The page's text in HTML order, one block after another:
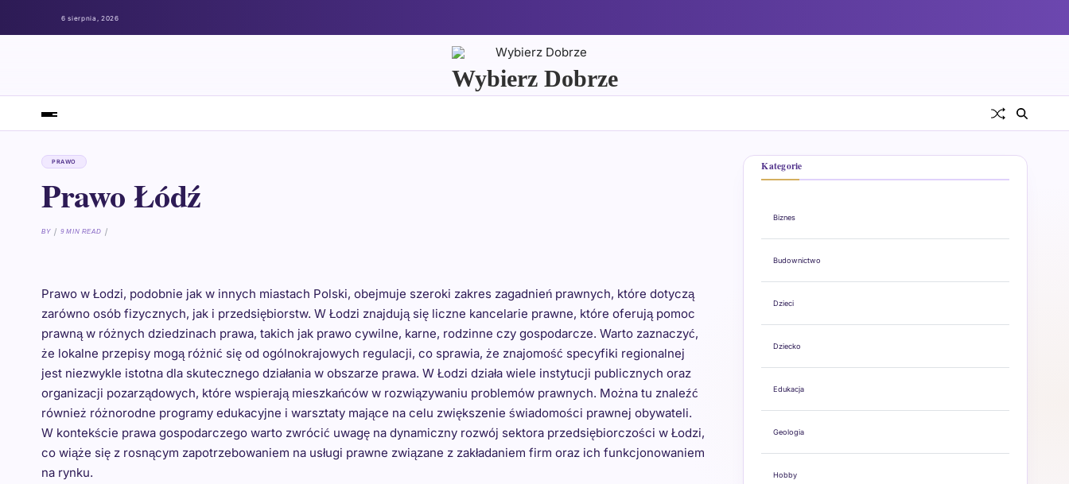
6 sierpnia, 2026
Wybierz Dobrze
PRAWO
Prawo Łódź
BY 9 MIN READ
Prawo w Łodzi, podobnie jak w innych miastach Polski, obejmuje szeroki zakres zagadnień prawnych, które dotyczą
zarówno osób fizycznych, jak i przedsiębiorstw. W Łodzi znajdują się liczne kancelarie prawne, które oferują pomoc
prawną w różnych dziedzinach prawa, takich jak prawo cywilne, karne, rodzinne czy gospodarcze. Warto zaznaczyć,
że lokalne przepisy mogą różnić się od ogólnokrajowych regulacji, co sprawia, że znajomość specyfiki regionalnej
jest niezwykle istotna dla skutecznego działania w obszarze prawa. W Łodzi działa wiele instytucji publicznych oraz
organizacji pozarządowych, które wspierają mieszkańców w rozwiązywaniu problemów prawnych. Można tu znaleźć
również różnorodne programy edukacyjne i warsztaty mające na celu zwiększenie świadomości prawnej obywateli.
W kontekście prawa gospodarczego warto zwrócić uwagę na dynamiczny rozwój sektora przedsiębiorczości w Łodzi,
co wiąże się z rosnącym zapotrzebowaniem na usługi prawne związane z zakładaniem firm oraz ich funkcjonowaniem
na rynku.
Kategorie
Biznes
Budownictwo
Dzieci
Dziecko
Edukacja
Geologia
Hobby